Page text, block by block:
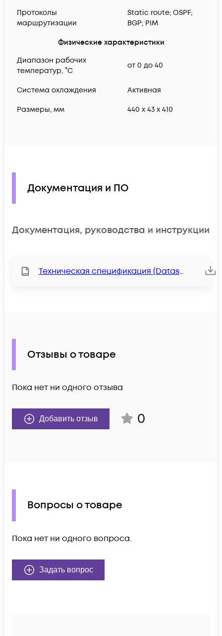
Протоколы
маршрутизации
Static route; OSPF;
BGP; PIM
Физические характеристики
Диапазон рабочих
температур, °C
от 0 до 40
Система охлаждения Активная
Размеры, мм 440 x 43 x 410
Документация и ПО
Документация, руководства и инструкции
Техническая спецификация (Datasheet)
Отзывы о товаре
Пока нет ни одного отзыва
Добавить отзыв 0
Вопросы о товаре
Пока нет ни одного вопроса.
Задать вопрос